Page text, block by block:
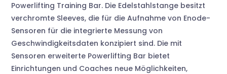
Powerlifting Training Bar. Die Edelstahlstange besitzt
verchromte Sleeves, die für die Aufnahme von Enode-
Sensoren für die integrierte Messung von
Geschwindigkeitsdaten konzipiert sind. Die mit
Sensoren erweiterte Powerlifting Bar bietet
Einrichtungen und Coaches neue Möglichkeiten,